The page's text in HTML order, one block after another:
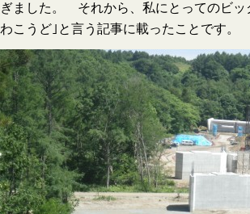
ぎました。 それから、私にとってのビッ
わこうど｣と言う記事に載ったことです。